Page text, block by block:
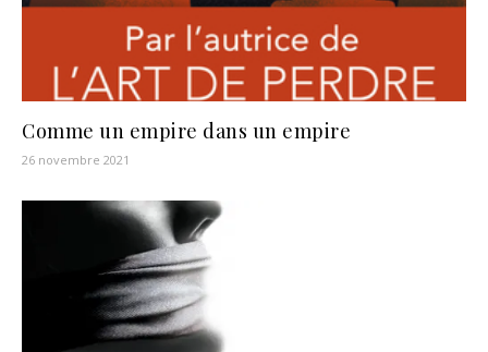
Comme un empire dans un empire
26 novembre 2021